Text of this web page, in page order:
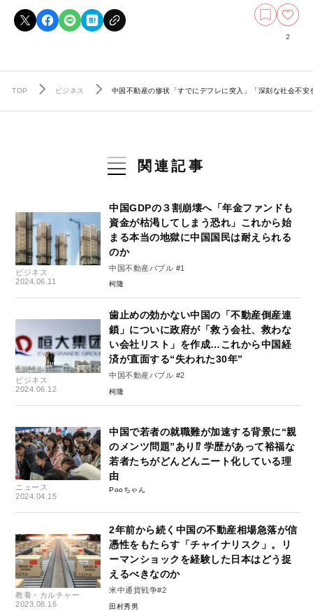
2
TOP ビジネス 中国不動産の惨状「すでにデフレに突入」「深刻な社会不
関連記事
ビジネス
2024.06.11
中国GDPの３割崩壊へ「年金ファンドも
資金が枯渇してしまう恐れ」これから始
まる本当の地獄に中国国民は耐えられる
のか
中国不動産バブル #1
柯隆
ビジネス
2024.06.12
歯止めの効かない中国の「不動産倒産連
鎖」についに政府が「救う会社、救わな
い会社リスト」を作成…これから中国経
済が直面する“失われた30年”
中国不動産バブル #2
柯隆
ニュース
2024.04.15
中国で若者の就職難が加速する背景に“親
のメンツ問題”あり⁉ 学歴があって裕福な
若者たちがどんどんニート化している理
由
Pooちゃん
教養・カルチャー
2023.08.16
2年前から続く中国の不動産相場急落が信
憑性をもたらす「チャイナリスク」。リ
ーマンショックを経験した日本はどう捉
えるべきなのか
米中通貨戦争#2
田村秀男